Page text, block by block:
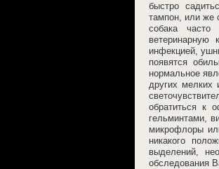
быстро
тампон, или же
собака часто
ветеринарную
инфекцией,
появятся
нормальное
других мелких
обратиться к
гельминтами,
микрофлоры
никакого
выделений,
обследования